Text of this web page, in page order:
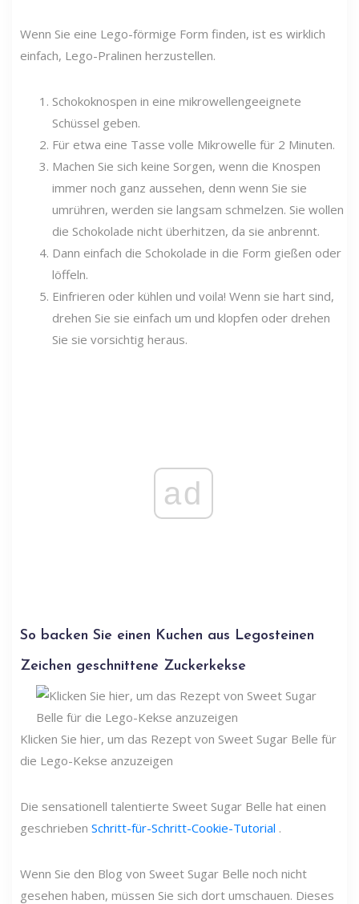
Wenn Sie eine Lego-förmige Form finden, ist es wirklich
einfach, Lego-Pralinen herzustellen.
Schokoknospen in eine mikrowellengeeignete
Schüssel geben.
Für etwa eine Tasse volle Mikrowelle für 2 Minuten.
Machen Sie sich keine Sorgen, wenn die Knospen
immer noch ganz aussehen, denn wenn Sie sie
umrühren, werden sie langsam schmelzen. Sie wollen
die Schokolade nicht überhitzen, da sie anbrennt.
Dann einfach die Schokolade in die Form gießen oder
löffeln.
Einfrieren oder kühlen und voila! Wenn sie hart sind,
drehen Sie sie einfach um und klopfen oder drehen
Sie sie vorsichtig heraus.
ad
So backen Sie einen Kuchen aus Legosteinen
Zeichen geschnittene Zuckerkekse
Klicken Sie hier, um das Rezept von Sweet Sugar Belle für
die Lego-Kekse anzuzeigen
Die sensationell talentierte Sweet Sugar Belle hat einen
geschrieben Schritt-für-Schritt-Cookie-Tutorial .
Wenn Sie den Blog von Sweet Sugar Belle noch nicht
gesehen haben, müssen Sie sich dort umschauen. Dieses